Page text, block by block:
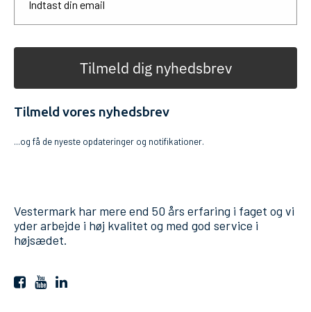
Tilmeld dig nyhedsbrev
Tilmeld vores nyhedsbrev
...og få de nyeste opdateringer og notifikationer.
Vestermark har mere end 50 års erfaring i faget og vi
yder arbejde i høj kvalitet og med god service i
højsædet.